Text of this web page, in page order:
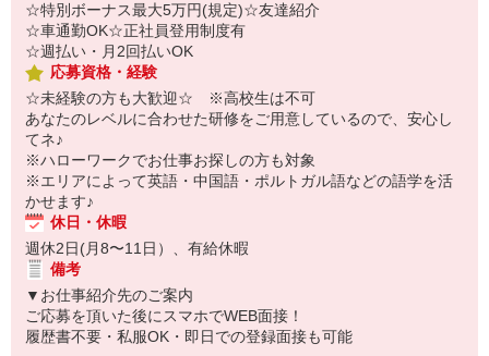
☆特別ボーナス最大5万円(規定)☆友達紹介
☆車通勤OK☆正社員登用制度有
☆週払い・月2回払いOK
応募資格・経験
☆未経験の方も大歓迎☆ ※高校生は不可
あなたのレベルに合わせた研修をご用意しているので、安心し
てネ♪
※ハローワークでお仕事お探しの方も対象
※エリアによって英語・中国語・ポルトガル語などの語学を活
かせます♪
休日・休暇
週休2日(月8〜11日）、有給休暇
備考
▼お仕事紹介先のご案内
ご応募を頂いた後にスマホでWEB面接！
履歴書不要・私服OK・即日での登録面接も可能